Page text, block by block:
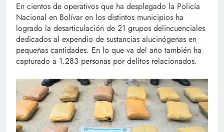
En cientos de operativos que ha desplegado la Policía
Nacional en Bolívar en los distintos municipios ha
logrado la desarticulación de 21 grupos delincuenciales
dedicados al expendio de sustancias alucinógenas en
pequeñas cantidades. En lo que va del año también ha
capturado a 1.283 personas por delitos relacionados.